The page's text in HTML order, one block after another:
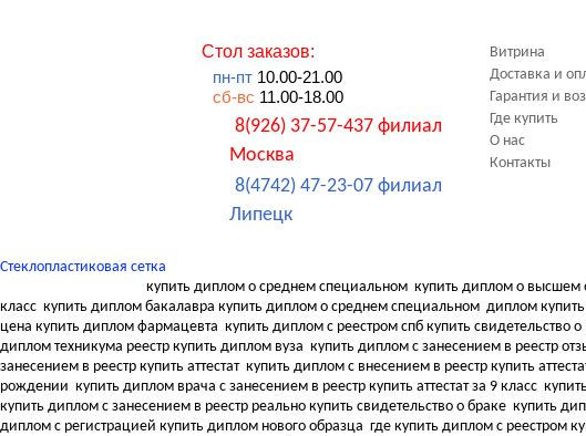
Стол заказов:
пн-пт 10.00-21.00
сб-вс 11.00-18.00
8(926) 37-57-437 филиал
Москва
8(4742) 47-23-07 филиал
Липецк
Витрина
Доставка и
Гарантия и
Где купить
О нас
Контакты
Стеклопластиковая сетка
купить диплом о среднем специальном купить диплом о высшем
класс купить диплом бакалавра купить диплом о среднем специальном диплом купить
цена купить диплом фармацевта купить диплом с реестром спб купить свидетельство
диплом техникума реестр купить диплом вуза купить диплом с занесением в реестр
занесением в реестр купить аттестат купить диплом с внесением в реестр купить
рождении купить диплом врача с занесением в реестр купить аттестат за 9 класс
купить диплом с занесением в реестр реально купить свидетельство о браке купить
диплом с регистрацией купить диплом нового образца где купить диплом с реестром